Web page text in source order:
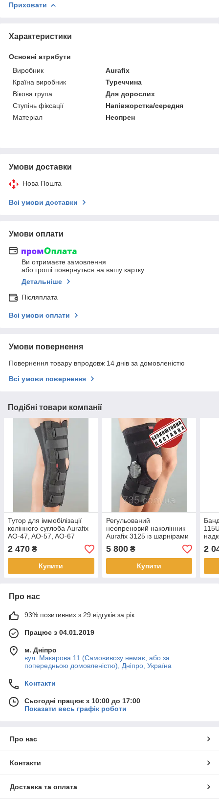
Приховати
Характеристики
Основні атрибути
Виробник
Aurafix
Країна виробник
Туреччина
Вікова група
Для дорослих
Ступінь фіксації
Напівжорстка/середня
Матеріал
Неопрен
Умови доставки
Нова Пошта
Всі умови доставки
Умови оплати
Ви отримаєте замовлення
або гроші повернуться на вашу картку
Детальніше
Післяплата
Всі умови оплати
Умови повернення
Повернення товару впродовж 14 днів за домовленістю
Всі умови повернення
Подібні товари компанії
Тутор для іммобілізації
колінного суглоба Aurafix
AO-47, AO-57, AO-67
2 470 ₴
Купити
Регульований
неопреновий наколінник
Aurafix 3125 із шарнірами
5 800₴
Купити
2
Про нас
93% позитивних з 29 відгуків за рік
Працює з 04.01.2019
м. Дніпро
вул. Макарова 11 (Самовивозу немає, або за
попередньою домовленістю), Дніпро, Україна
Контакти
Сьогодні працює з 10:00 до 17:00
Показати весь графік роботи
Про нас
Контакти
Доставка та оплата